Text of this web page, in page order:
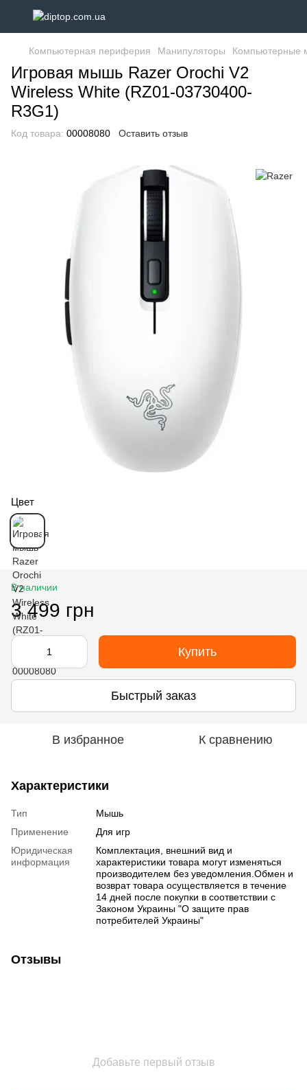
Компьютерная периферия Манипуляторы Компьютерные
Игровая мышь Razer Orochi V2
Wireless White (RZ01-03730400-
R3G1)
Код товара: 00008080 Оставить отзыв
Цвет
В наличии
3 499 грн
Купить
Быстрый заказ
В избранное К сравнению
Характеристики
Тип
Мышь
Применение
Для игр
Юридическая
информация
Комплектация, внешний вид и
характеристики товара могут изменяться
производителем без уведомления.Обмен и
возврат товара осуществляется в течение
14 дней после покупки в соответствии с
Законом Украины "О защите прав
потребителей Украины"
Отзывы
Добавьте первый отзыв